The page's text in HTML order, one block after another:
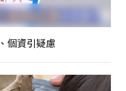
個資引疑慮